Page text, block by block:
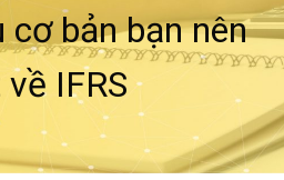
bản bạn nên
IFRS